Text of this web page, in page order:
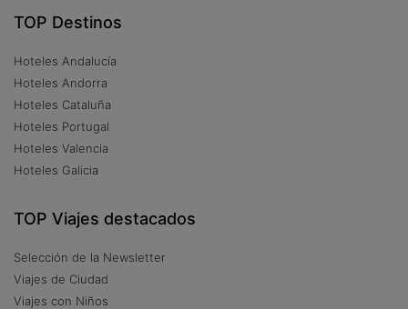
TOP Destinos
Hoteles Andalucía
Hoteles Andorra
Hoteles Cataluña
Hoteles Portugal
Hoteles Valencia
Hoteles Galicia
TOP Viajes destacados
Selección de la Newsletter
Viajes de Ciudad
Viajes con Niños